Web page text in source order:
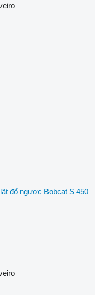
đổ ngược Bobcat S 450